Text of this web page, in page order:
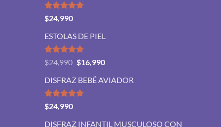
Valorado
con
de 5
$24,990
ESTOLAS DE PIEL
Valorado
con
de 5
$24,990 El
original
era:
$16,990El
actual
DISFRAZ BEBÉ AVIADOR
Valorado
con
de 5
$24,990
DISFRAZ INFANTIL MUSCULOSO CON